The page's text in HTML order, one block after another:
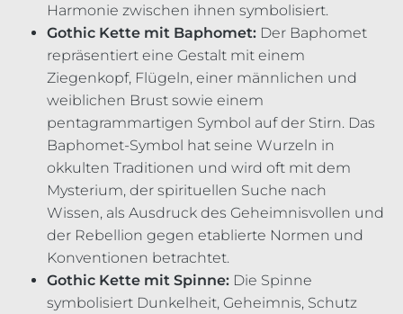
Harmonie zwischen ihnen symbolisiert.
Gothic Kette mit Baphomet: Der Baphomet
repräsentiert eine Gestalt mit einem
Ziegenkopf, Flügeln, einer männlichen und
weiblichen Brust sowie einem
pentagrammartigen Symbol auf der Stirn. Das
Baphomet-Symbol hat seine Wurzeln in
okkulten Traditionen und wird oft mit dem
Mysterium, der spirituellen Suche nach
Wissen, als Ausdruck des Geheimnisvollen und
der Rebellion gegen etablierte Normen und
Konventionen betrachtet.
Gothic Kette mit Spinne: Die Spinne
symbolisiert Dunkelheit, Geheimnis, Schutz